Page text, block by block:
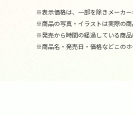
※表示価格は、一部を除きメーカー
※商品の写真・イラストは実際の商
※発売から時間の経過している商品
※商品名・発売日・価格などこのホ